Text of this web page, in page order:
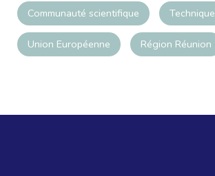
Communauté scientifique Technique
Union Européenne Région Réunion